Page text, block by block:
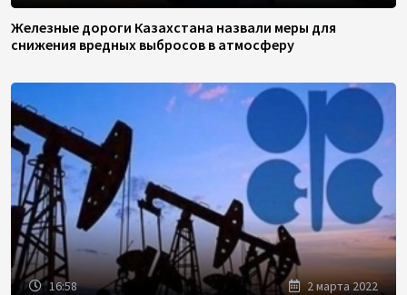
Железные дороги Казахстана назвали меры для
снижения вредных выбросов в атмосферу
16:58 2 марта 2022